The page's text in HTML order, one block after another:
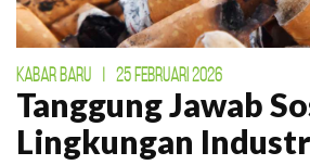
KABAR BARU | 25 FEBRUARI 2026
Tanggung Jawab
Lingkungan